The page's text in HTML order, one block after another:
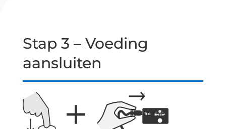
Stap 3 – Voeding
aansluiten